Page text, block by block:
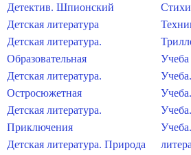
Детектив. Шпионский
Детская литература
Детская литература.
Образовательная
Детская литература.
Остросюжетная
Детская литература.
Приключения
Детская литература. Природа
Учеба